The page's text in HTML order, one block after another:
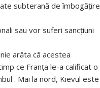
subterană de îmbogăţire
sau vor suferi sancţiuni
arăta că acestea
ce Franţa le-a calificat o
. Mai la nord, Kievul este